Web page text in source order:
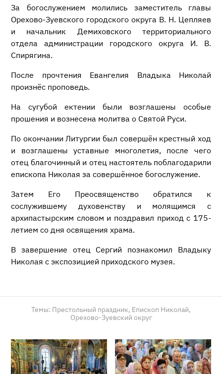
За богослужением молились заместитель главы
Орехово-Зуевского городского округа В. Н. Цепляев
и начальник Демиховского территориального
отдела администрации городского округа И. В.
Спирягина.
После прочтения Евангелия Владыка Николай
произнёс проповедь.
На сугубой ектении были возглашены особые
прошения и вознесена молитва о Святой Руси.
По окончании Литургии был совершён крестный ход
и возглашены уставные многолетия, после чего
отец благочинный и отец настоятель поблагодарили
епископа Николая за совершённое богослужение.
Затем Его Преосвященство обратился к
сослужившему духовенству и молящимся с
архипастырским словом и поздравил приход с 175-
летием со дня освящения храма.
В завершение отец Сергий познакомил Владыку
Николая с экспозицией приходского музея.
Темы: Престольный праздник, Епископ Николай,
Орехово-Зуевский округ